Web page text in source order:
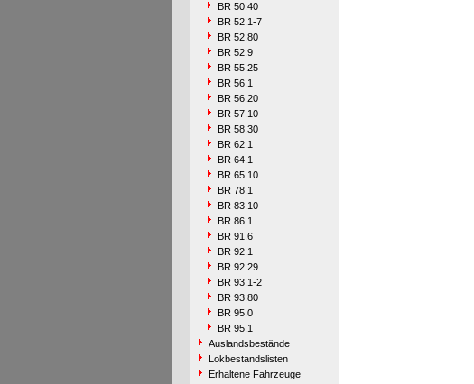
BR 50.40
BR 52.1-7
BR 52.80
BR 52.9
BR 55.25
BR 56.1
BR 56.20
BR 57.10
BR 58.30
BR 62.1
BR 64.1
BR 65.10
BR 78.1
BR 83.10
BR 86.1
BR 91.6
BR 92.1
BR 92.29
BR 93.1-2
BR 93.80
BR 95.0
BR 95.1
Auslandsbestände
Lokbestandslisten
Erhaltene Fahrzeuge